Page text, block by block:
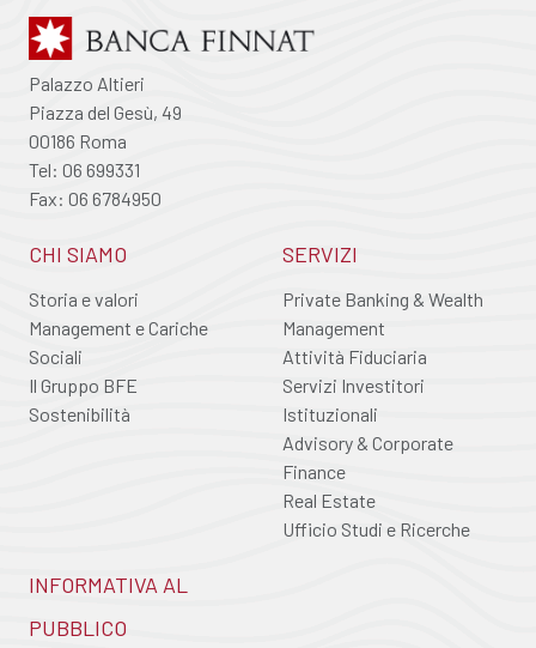
Palazzo Altieri
Piazza del Gesù, 49
00186 Roma
Tel: 06 699331
Fax: 06 6784950
CHI SIAMO
Storia e valori
Management e Cariche
Sociali
Il Gruppo BFE
Sostenibilità
SERVIZI
Private Banking & Wealth
Management
Attività Fiduciaria
Servizi Investitori
Istituzionali
Advisory & Corporate
Finance
Real Estate
Ufficio Studi e Ricerche
INFORMATIVA AL
PUBBLICO